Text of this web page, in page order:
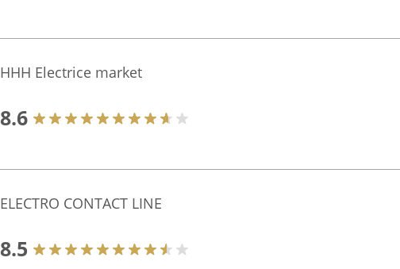
HHH Electrice market
8.6
ELECTRO CONTACT LINE
8.5